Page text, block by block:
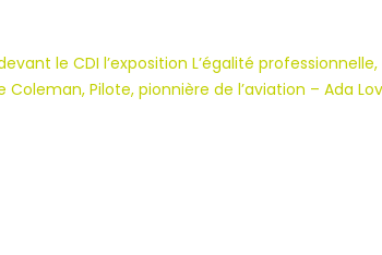
le CDI l’exposition L’égalité
Pilote, pionnière de l’aviation – Ada